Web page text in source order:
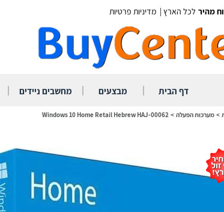
מהיר לכל הארץ | מדיניות פרטיות
דף הבית | מבצעים | מחשבים ניידים |
> מערכות הפעלה >
Windows 10 Home Retail Hebrew HAJ-00062